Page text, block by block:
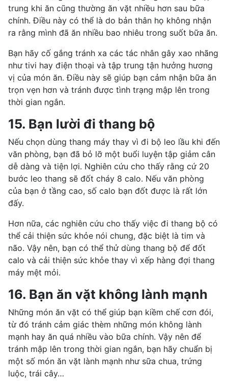
trung khi ăn cũng thường ăn vặt nhiều hơn sau bữa
chính. Điều này có thể là do bản thân họ không nhận
ra rằng mình đã ăn nhiều bao nhiêu trong suốt bữa ăn.
Bạn hãy cố gắng tránh xa các tác nhân gây xao nhãng
như tivi hay điện thoại và tập trung tận hưởng hương
vị của món ăn. Điều này sẽ giúp bạn cảm nhận bữa ăn
trọn vẹn hơn và tránh được tình trạng mập lên trong
thời gian ngắn.
15. Bạn lười đi thang bộ
Nếu chọn dùng thang máy thay vì đi bộ leo lầu khi đến
văn phòng, bạn đã bỏ lỡ một buổi luyện tập giảm cân
dễ dàng và tiện lợi. Nghiên cứu cho thấy rằng cứ 20
bước leo thang sẽ đốt cháy 8 calo. Nếu văn phòng
của bạn ở tầng cao, số calo bạn đốt được là rất lớn
đấy.
Hơn nữa, các nghiên cứu cho thấy việc đi thang bộ có
thể cải thiện sức khỏe nói chung, đặc biệt là tim và
não. Vậy nên, bạn có thể thử dùng thang bộ để đốt
calo và cải thiện sức khỏe thay vì xếp hàng đợi thang
máy mệt mỏi.
16. Bạn ăn vặt không lành mạnh
Những món ăn vặt có thể giúp bạn kiềm chế cơn đói,
từ đó tránh cảm giác thèm những món không lành
mạnh hay ăn quá nhiều vào bữa chính. Vậy nên để
tránh mập lên trong thời gian ngắn, bạn hãy chuẩn bị
một số món ăn vặt lành mạnh như sữa chua, trứng
luộc, trái cây…